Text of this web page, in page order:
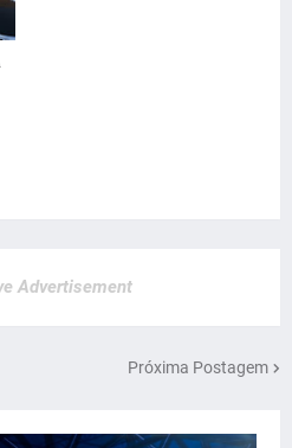
Advertisement
Próxima Postagem